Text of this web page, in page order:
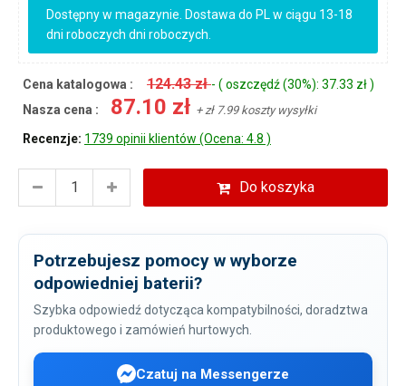
Dostępny w magazynie. Dostawa do PL w ciągu 13-18
dni roboczych dni roboczych.
Cena katalogowa : 124.43 zł- ( oszczędź (30%): 37.33 zł )
Nasza cena :
87.10 zł + zł 7.99 koszty wysyłki
Recenzje: 1739 opinii klientów (Ocena: 4.8 )
Do koszyka
Potrzebujesz pomocy w wyborze
odpowiedniej baterii?
Szybka odpowiedź dotycząca kompatybilności, doradztwa
produktowego i zamówień hurtowych.
Czatuj na Messengerze